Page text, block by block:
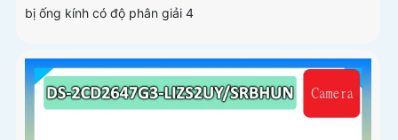
bị ống kính có độ phân giải 4